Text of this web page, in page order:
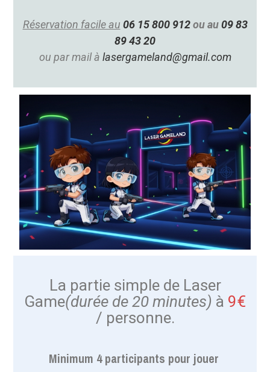
Réservation facile au 06 15 800 912ou au09 83
89 43 20
ou par mail à lasergameland@gmail.com
La partie simple de Laser
Game(durée de 20 minutes) à 9€
/ personne.
Minimum 4 participants pour jouer